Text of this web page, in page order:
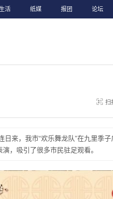
生活 纸媒 报团 论坛
扫
日来，我市“欢乐舞龙队”在九里季
，吸引了很多市民驻足观看。